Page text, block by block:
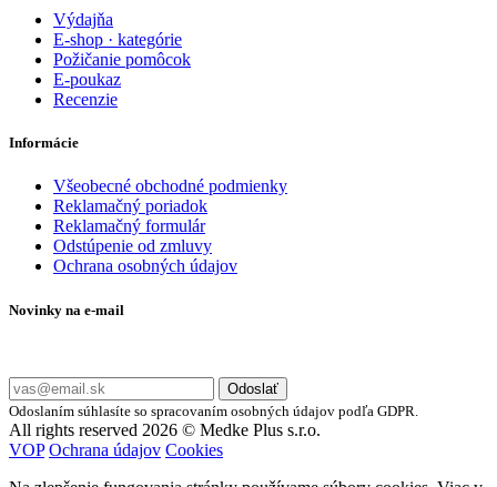
Výdajňa
E-shop · kategórie
Požičanie pomôcok
E-poukaz
Recenzie
Informácie
Všeobecné obchodné podmienky
Reklamačný poriadok
Reklamačný formulár
Odstúpenie od zmluvy
Ochrana osobných údajov
Novinky na e-mail
Odoslať
Odoslaním súhlasíte so spracovaním osobných údajov podľa GDPR.
All rights reserved 2026 © Medke Plus s.r.o.
VOP Ochrana údajov Cookies